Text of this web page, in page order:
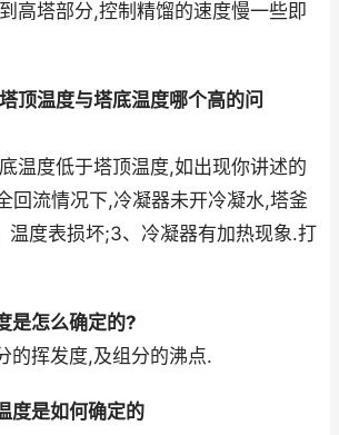
高塔部分,控制精馏的速度慢一些即
顶温度与塔底温度哪个高的问
温度低于塔顶温度,如出现你讲述的
回流情况下,冷凝器未开冷凝水,塔釜
温度表损坏;3、冷凝器有加热现象.打
是怎么确定的?
的挥发度,及组分的沸点.
度是如何确定的